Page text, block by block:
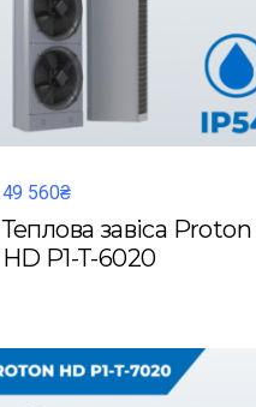
49 560₴
Теплова завіса Proton
HD P1-T-6020